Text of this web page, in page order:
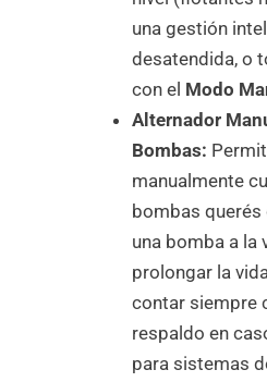
una gestión
desatendida, o
con el Modo
Alternador
Bombas:
manualmente
bombas querés
una bomba a la
prolongar la
contar siempre
respaldo en
para sistemas